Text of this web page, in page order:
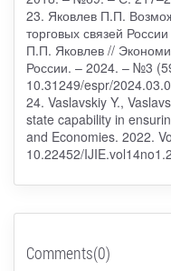
23. Яковлев П.П.
торговых связей
П.П. Яковлев //
России. – 2024. – №3
10.31249/espr/
24. Vaslavskiy Y.,
state capability in
and Economies. 2022.
10.22452/
Comments(0)